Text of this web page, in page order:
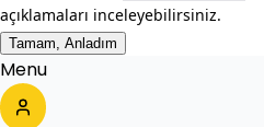
açıklamaları inceleyebilirsiniz.
Tamam, Anladım
Menu